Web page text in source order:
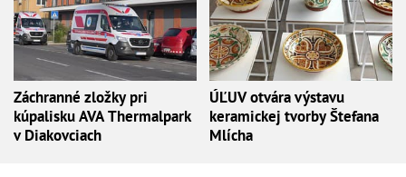
Záchranné zložky pri
kúpalisku AVA Thermalpark
v Diakovciach
ÚĽUV otvára výstavu
keramickej tvorby Štefana
Mlícha